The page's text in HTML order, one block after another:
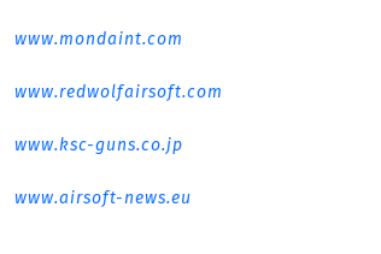
www.mondaint.com
www.redwolfairsoft.com
www.ksc-guns.co.jp
www.airsoft-news.eu